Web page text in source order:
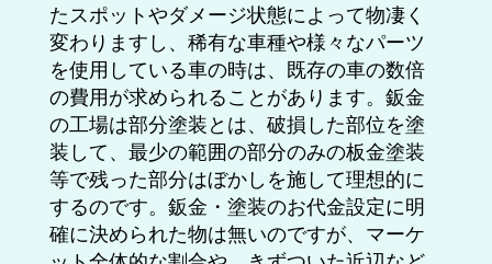
たスポットやダメージ状態によって物凄く
変わりますし、稀有な車種や様々なパーツ
を使用している車の時は、既存の車の数倍
の費用が求められることがあります。鈑金
の工場は部分塗装とは、破損した部位を塗
装して、最少の範囲の部分のみの板金塗装
等で残った部分はぼかしを施して理想的に
するのです。鈑金・塗装のお代金設定に明
確に決められた物は無いのですが、マーケ